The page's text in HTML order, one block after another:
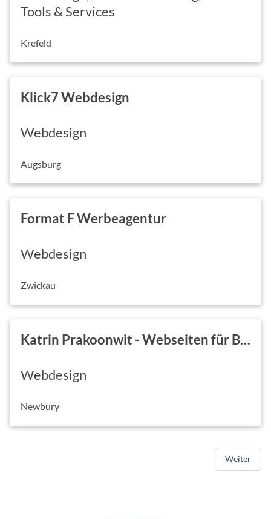
Tools & Services
Krefeld
Klick7 Webdesign
Webdesign
Augsburg
Format F Werbeagentur
Webdesign
Zwickau
Katrin Prakoonwit - Webseiten für Berater und Experten
Webdesign
Newbury
Weiter